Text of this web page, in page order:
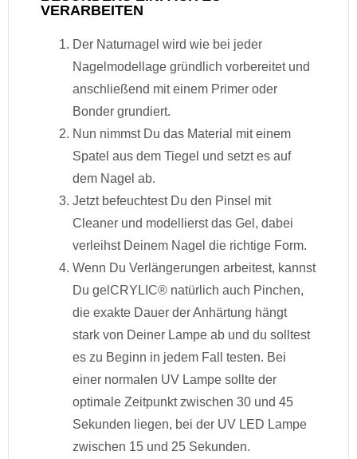
VERARBEITEN
Der Naturnagel wird wie bei jeder
Nagelmodellage gründlich vorbereitet und
anschließend mit einem Primer oder
Bonder grundiert.
Nun nimmst Du das Material mit einem
Spatel aus dem Tiegel und setzt es auf
dem Nagel ab.
Jetzt befeuchtest Du den Pinsel mit
Cleaner und modellierst das Gel, dabei
verleihst Deinem Nagel die richtige Form.
Wenn Du Verlängerungen arbeitest, kannst
Du gelCRYLIC® natürlich auch Pinchen,
die exakte Dauer der Anhärtung hängt
stark von Deiner Lampe ab und du solltest
es zu Beginn in jedem Fall testen. Bei
einer normalen UV Lampe sollte der
optimale Zeitpunkt zwischen 30 und 45
Sekunden liegen, bei der UV LED Lampe
zwischen 15 und 25 Sekunden.